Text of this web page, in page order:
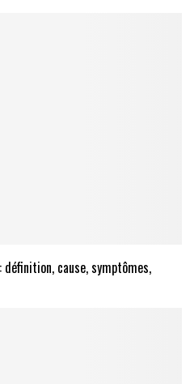
définition, cause, symptômes,